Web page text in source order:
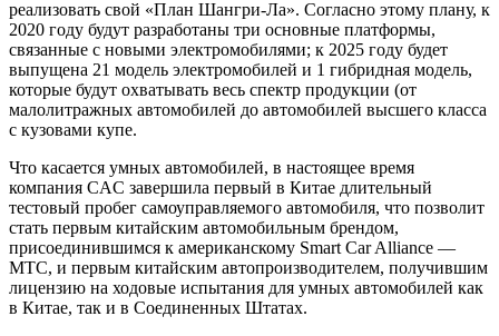
реализовать свой «План Шангри-Ла». Согласно этому плану, к
2020 году будут разработаны три основные платформы,
связанные с новыми электромобилями; к 2025 году будет
выпущена 21 модель электромобилей и 1 гибридная модель,
которые будут охватывать весь спектр продукции (от
малолитражных автомобилей до автомобилей высшего класса
с кузовами купе.
Что касается умных автомобилей, в настоящее время
компания CAC завершила первый в Китае длительный
тестовый пробег самоуправляемого автомобиля, что позволит
стать первым китайским автомобильным брендом,
присоединившимся к американскому Smart Car Alliance —
MTC, и первым китайским автопроизводителем, получившим
лицензию на ходовые испытания для умных автомобилей как
в Китае, так и в Соединенных Штатах.